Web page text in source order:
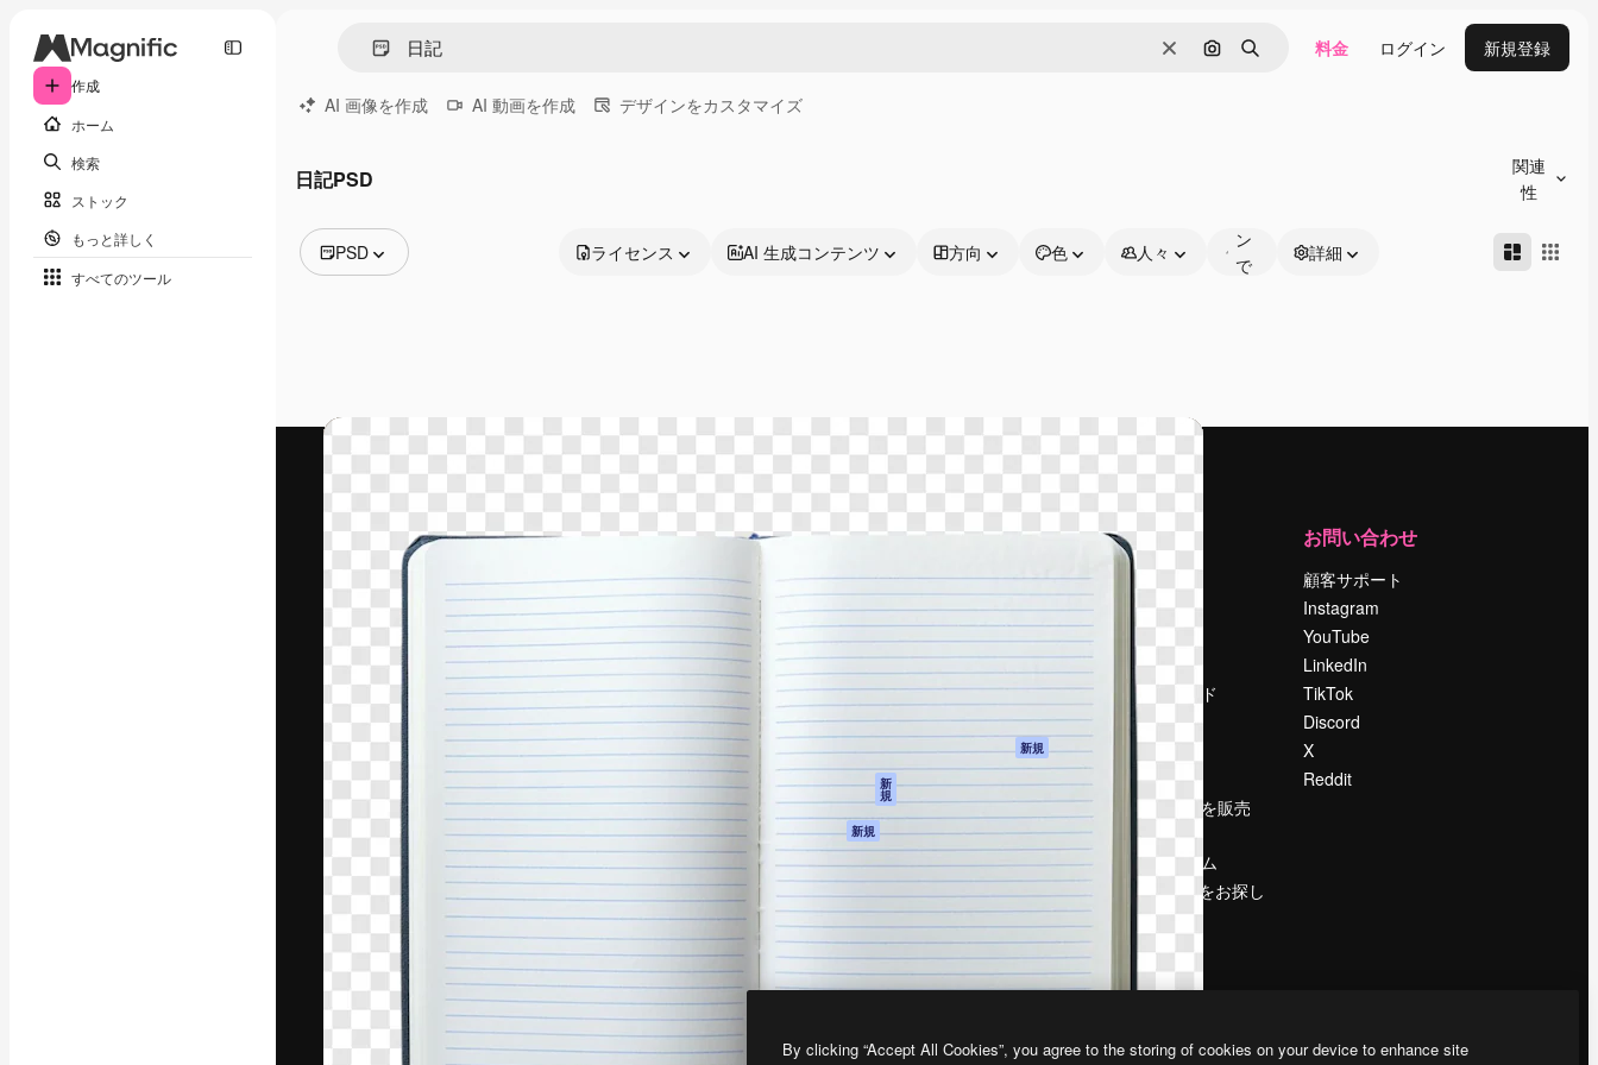
作成
ホーム
検索
ストック
もっと詳しく
すべてのツール
消去 画像で検索
検索 料金 ログイン 新規登録
AI 画像を作成 AI 動画を作成 デザインをカスタマイズ
日記PSD
関連
性
PSD
動画
アイコン
3D モデル
フォント
ライセンス AI 生成コンテンツ 方向 色 人々
ン
で
詳細
ットフォーム。クリエイター、企業、代理
店、スタジオを含む100万人以上が利用して
います。
日本語
製品
AI アシスタント
AI 画像生成ツール
AI 動画生成ツール
AI 音声合成ツール
ストックコンテン
ツ
Claude/ChatGPT
向けMCP
新
規
エージェント 新規
API
モバイルアプリ
すべてのMagnificツ
ール
はじめに
Academy
ドキュメント
サポート
利用規約
プライバシーポリ
シー
オリジナル 新規
クッキーポリシー
トラストセンター
アフィリエイト
法人向け
運営
会社概要
採用情報
検索トレンド
ブログ
Slidesgo
コンテンツを販売
する
プレスルーム
magnific.aiをお探し
ですか？
お問い合わせ
顧客サポート
Instagram
YouTube
LinkedIn
TikTok
Discord
X
Reddit
Copyright © 2010-2026Freepik Company S.L.U.無断複写・転載を禁じます
By clicking “Accept All Cookies”, you agree to the storing of cookies on your device to enhance site